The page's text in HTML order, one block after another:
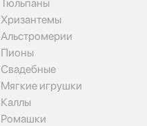
Тюльпаны
Хризантемы
Альстромерии
Пионы
Свадебные
Мягкие игрушки
Каллы
Ромашки